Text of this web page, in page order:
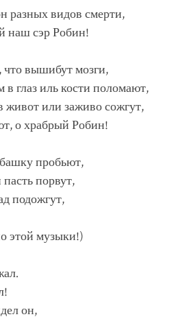
разных видов смерти,
наш сэр Робин!
что вышибут мозги,
глаз иль кости поломают,
или заживо сожгут,
о храбрый Робин!
пробьют,
порвут,
подожгут,
этой музыки!)
он,